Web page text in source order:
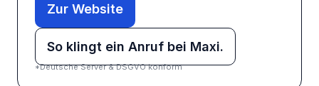
Zur Website
So klingt ein Anruf bei Maxi.
*Deutsche Server & DSGVO konform